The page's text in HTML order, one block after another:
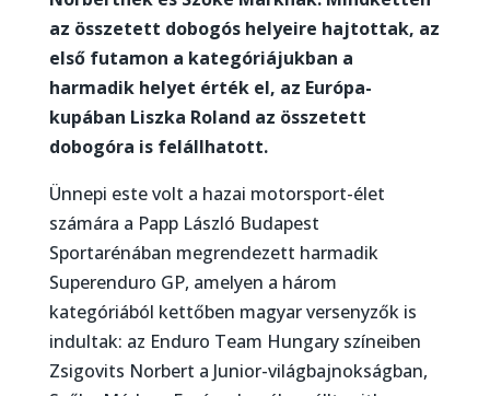
az összetett dobogós helyeire hajtottak, az
első futamon a kategóriájukban a
harmadik helyet érték el, az Európa-
kupában Liszka Roland az összetett
dobogóra is felállhatott.
Ünnepi este volt a hazai motorsport-élet
számára a Papp László Budapest
Sportarénában megrendezett harmadik
Superenduro GP, amelyen a három
kategóriából kettőben magyar versenyzők is
indultak: az Enduro Team Hungary színeiben
Zsigovits Norbert a Junior-világbajnokságban,